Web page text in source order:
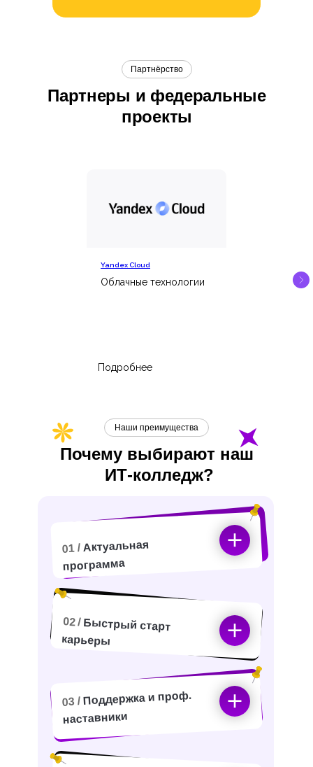
Партнёрство
Партнеры и федеральные
проекты
Yandex Cloud
Облачные технологии
Подробнее
Почему выбирают наш
ИТ-колледж?
Наши преимущества
01 / Актуальная
программа
02 / Быстрый старт
карьеры
03 / Поддержка и проф.
наставники